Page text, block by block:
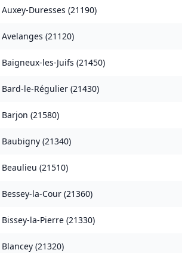
Auxey-Duresses (21190)
Avelanges (21120)
Baigneux-les-Juifs (21450)
Bard-le-Régulier (21430)
Barjon (21580)
Baubigny (21340)
Beaulieu (21510)
Bessey-la-Cour (21360)
Bissey-la-Pierre (21330)
Blancey (21320)